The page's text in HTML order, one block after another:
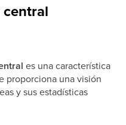
central
es una característica
proporciona una visión
y sus estadísticas